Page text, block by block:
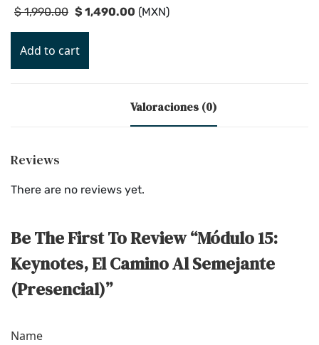
$1,990.00 $1,490.00 (MXN)
Add to cart
Valoraciones (0)
Reviews
There are no reviews yet.
Be The First To Review “Módulo 15:
Keynotes, El Camino Al Semejante
(Presencial)”
Name